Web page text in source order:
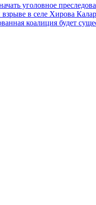
уголовное
в селе Хирова
коалиция будет